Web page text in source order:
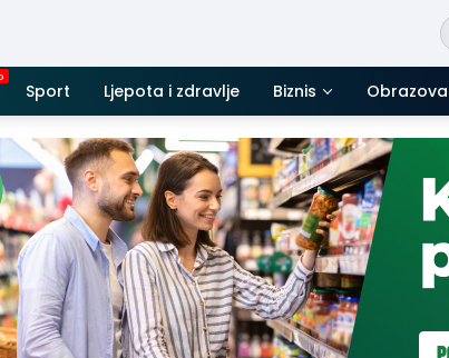
Sport Ljepota i zdravlje Biznis